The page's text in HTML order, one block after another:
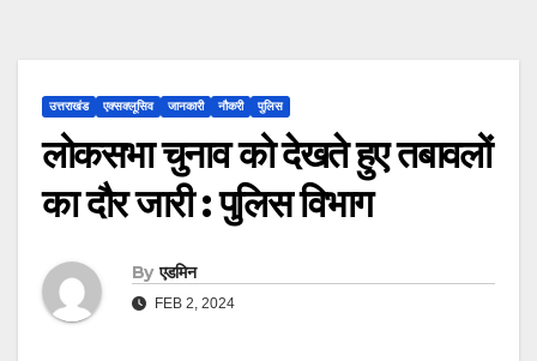
उत्तराखंड एक्सक्लूसिव जानकारी नौकरी पुलिस
लोकसभा चुनाव को देखते हुए तबावलों
का दौर जारी : पुलिस विभाग
By एडमिन
FEB 2, 2024